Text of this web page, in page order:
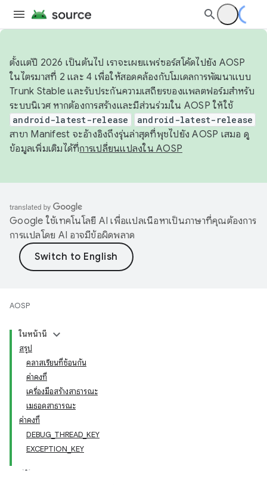
ตั้งแต่ปี 2026 เป็นต้นไป เราจะเผยแพร่ซอร์สโค้ดไปยัง AOSP
ในไตรมาสที่ 2 และ 4 เพื่อให้สอดคล้องกับโมเดลการพัฒนาแบบ
Trunk Stable และรับประกันความเสถียรของแพลตฟอร์มสำหรับ
ระบบนิเวศ หากต้องการสร้างและมีส่วนร่วมใน AOSP ให้ใช้
android-latest-release android-latest-release
สาขา Manifest จะอ้างอิงถึงรุ่นล่าสุดที่พุชไปยัง AOSP เสมอ ดู
ข้อมูลเพิ่มเติมได้ที่การเปลี่ยนแปลงใน AOSP
Google ใช้เทคโนโลยี AI เพื่อแปลเนื้อหาเป็นภาษาที่คุณต้องการ
การแปลโดย AI อาจมีข้อผิดพลาด
AOSP
ในหน้านี้
สรุป
คลาสเรียนที่ซ้อนกัน
ค่าคงที่
เครื่องมือสร้างสาธารณะ
เมธอดสาธารณะ
ค่าคงที่
DEBUG_THREAD_KEY
EXCEPTION_KEY